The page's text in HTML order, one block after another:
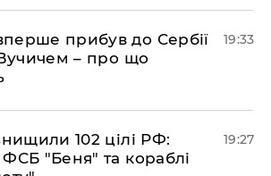
прибув до Сербії
Вучичем – про що
19:33
102 цілі РФ:
"Беня" та кораблі
19:27